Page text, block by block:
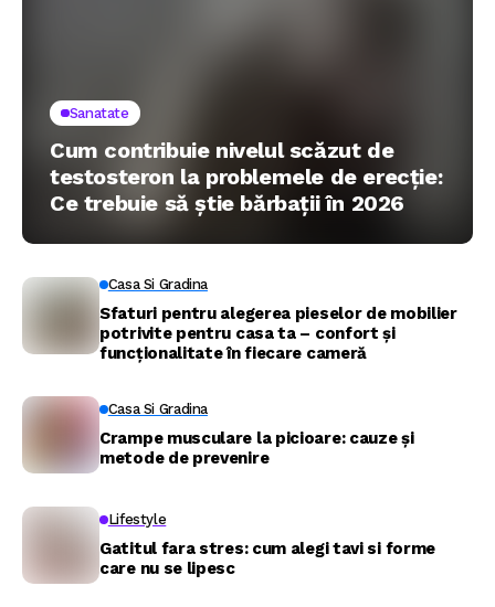
Sanatate
Cum contribuie nivelul scăzut de
testosteron la problemele de erecție:
Ce trebuie să știe bărbații în 2026
Casa Si Gradina
Sfaturi pentru alegerea pieselor de mobilier
potrivite pentru casa ta – confort și
funcționalitate în fiecare cameră
Casa Si Gradina
Crampe musculare la picioare: cauze și
metode de prevenire
Lifestyle
Gatitul fara stres: cum alegi tavi si forme
care nu se lipesc